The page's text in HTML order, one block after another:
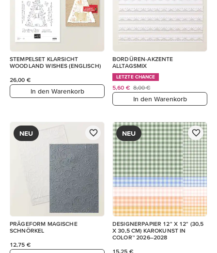
STEMPELSET KLARSICHT
WOODLAND WISHES (ENGLISCH)
26,00 €
In den Warenkorb
BORDÜREN-AKZENTE
ALLTAGSMIX
LETZTE CHANCE
5,60 € 8,00 €
In den Warenkorb
NEU
PRÄGEFORM MAGISCHE
SCHNÖRKEL
12,75 €
NEU
DESIGNERPAPIER 12" X 12" (30,5
X 30,5 CM) KAROKUNST IN
COLOR™ 2026–2028
15,25 €